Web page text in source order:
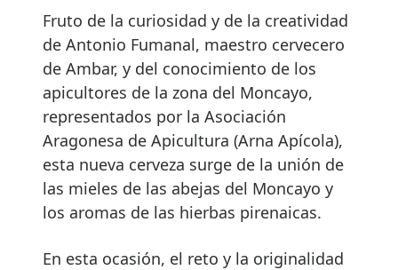
Fruto de la curiosidad y de la creatividad
de Antonio Fumanal, maestro cervecero
de Ambar, y del conocimiento de los
apicultores de la zona del Moncayo,
representados por la Asociación
Aragonesa de Apicultura (Arna Apícola),
esta nueva cerveza surge de la unión de
las mieles de las abejas del Moncayo y
los aromas de las hierbas pirenaicas.
En esta ocasión, el reto y la originalidad